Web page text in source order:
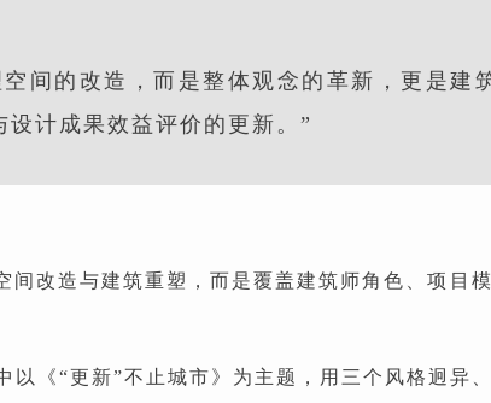
间的改造，而是整体观念的革新，更是建
设计成果效益评价的更新。”
间改造与建筑重塑，而是覆盖建筑师角色、项目
以《“更新”不止城市》为主题，用三个风格迥异